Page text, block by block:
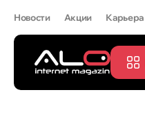
Новости Акции Карьера